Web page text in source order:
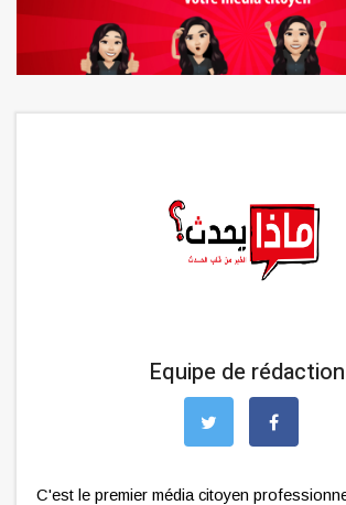
Equipe de rédaction
C'est le premier média citoyen